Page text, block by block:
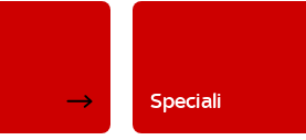
Speciali